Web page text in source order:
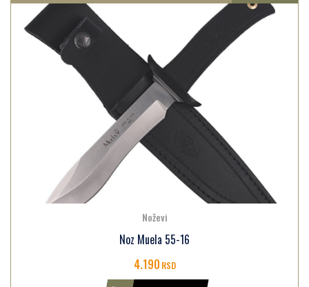
Noževi
Noz Muela 55-16
4.190RSD